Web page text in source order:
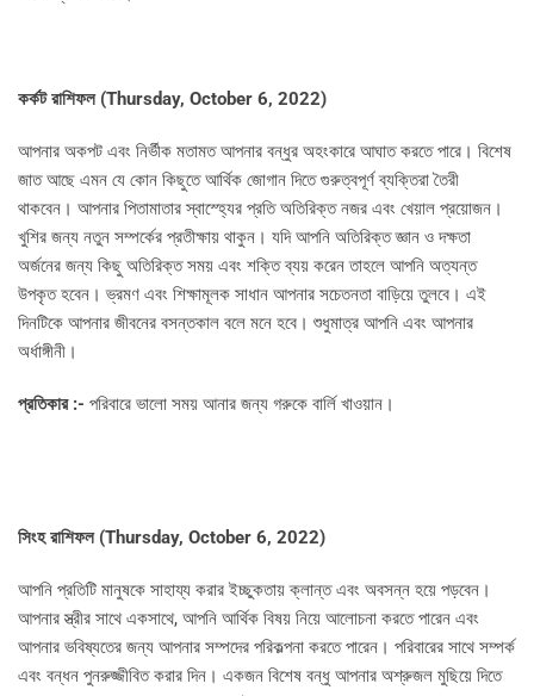
কর্কট রাশিফল (Thursday, October 6, 2022)
আপনার অকপট এবং নির্ভীক মতামত আপনার বন্ধুর অহংকারে আঘাত করতে পারে। বিশেষ
জাত আছে এমন যে কোন কিছুতে আর্থিক জোগান দিতে গুরুত্বপূর্ণ ব্যক্তিরা তৈরী
থাকবেন। আপনার পিতামাতার স্বাস্হ্যের প্রতি অতিরিক্ত নজর এবং খেয়াল প্রয়োজন।
খুশির জন্য নতুন সম্পর্কের প্রতীক্ষায় থাকুন। যদি আপনি অতিরিক্ত জ্ঞান ও দক্ষতা
অর্জনের জন্য কিছু অতিরিক্ত সময় এবং শক্তি ব্যয় করেন তাহলে আপনি অত্যন্ত
উপকৃত হবেন। ভ্রমণ এবং শিক্ষামূলক সাধান আপনার সচেতনতা বাড়িয়ে তুলবে। এই
দিনটিকে আপনার জীবনের বসন্তকাল বলে মনে হবে। শুধুমাত্র আপনি এবং আপনার
অর্ধাঙ্গীনী।
প্রতিকার :- পরিবারে ভালো সময় আনার জন্য গরুকে বার্লি খাওয়ান।
সিংহ রাশিফল (Thursday, October 6, 2022)
আপনি প্রতিটি মানুষকে সাহায্য করার ইচ্ছুকতায় ক্লান্ত এবং অবসন্ন হয়ে পড়বেন।
আপনার স্ত্রীর সাথে একসাথে, আপনি আর্থিক বিষয় নিয়ে আলোচনা করতে পারেন এবং
আপনার ভবিষ্যতের জন্য আপনার সম্পদের পরিকল্পনা করতে পারেন। পরিবারের সাথে সম্পর্ক
এবং বন্ধন পুনরুজ্জীবিত করার দিন। একজন বিশেষ বন্ধু আপনার অশ্রুজল মুছিয়ে দিতে